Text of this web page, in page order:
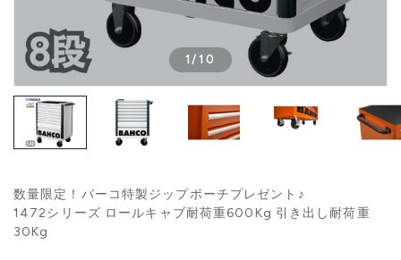
1/ 10
数量限定！バーコ特製ジップポーチプレゼント♪
1472シリーズ ロールキャブ耐荷重600Kg 引き出し耐荷重
30Kg